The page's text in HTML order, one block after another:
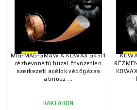
MIG/MAG-GMAW A KOWAX G4Si1
rézbevonatú huzal ötvözetlen
szerkezeti acélok védőgázas
atmosz ...
RAKTÁRON